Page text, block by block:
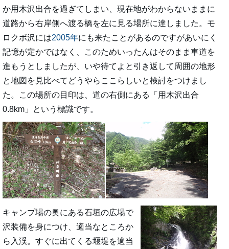
か用木沢出合を過ぎてしまい、現在地がわからないままに
道路から右岸側へ渡る橋を左に見る場所に達しました。モ
ロクボ沢には2005年にも来たことがあるのですがあいにく
記憶が定かではなく、このためいったんはそのまま車道を
進もうとしましたが、いや待てよと引き返して周囲の地形
と地図を見比べてどうやらここらしいと検討をつけまし
た。この場所の目印は、道の右側にある「用木沢出合
0.8km」という標識です。
キャンプ場の奥にある石垣の広場で
沢装備を身につけ、適当なところか
ら入渓。すぐに出てくる堰堤を適当